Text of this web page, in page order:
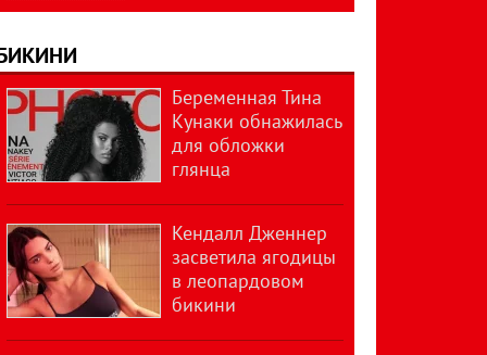
Беременная Тина
Кунаки обнажилась
для обложки
глянца
Кендалл Дженнер
засветила ягодицы
в леопардовом
бикини